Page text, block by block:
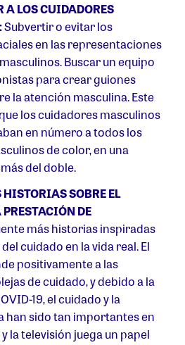
LOS CUIDADORES
Subvertir o evitar los
en las representaciones
Buscar un equipo
para crear guiones
la atención masculina. Este
los cuidadores masculinos
en número a todos los
de color, en una
del doble.
SOBRE EL
DE
más historias inspiradas
cuidado en la vida real. El
positivamente a las
de cuidado, y debido a la
19, el cuidado y la
han sido tan importantes en
la televisión juega un papel